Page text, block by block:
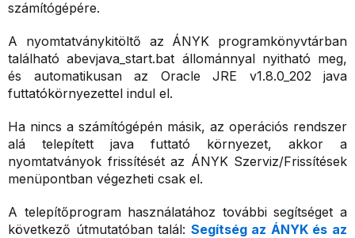
számítógépére.
A nyomtatványkitöltő az ÁNYK programkönyvtárban
található abevjava_start.bat állománnyal nyitható meg,
és automatikusan az Oracle JRE v1.8.0_202 java
futtatókörnyezettel indul el.
Ha nincs a számítógépén másik, az operációs rendszer
alá telepített java futtató környezet, akkor a
nyomtatványok frissítését az ÁNYK Szerviz/Frissítések
menüpontban végezheti csak el.
A telepítőprogram használatához további segítséget a
következő útmutatóban talál: Segítség az ÁNYK és az